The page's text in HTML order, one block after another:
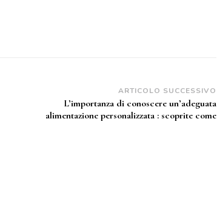
ARTICOLO SUCCESSIVO
L’importanza di conoscere un’adeguata
alimentazione personalizzata : scoprite come